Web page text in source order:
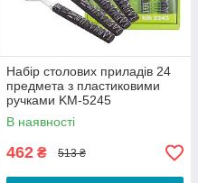
Набір столових приладів 24
предмета з пластиковими
ручками KM-5245
В наявності
462 ₴ 513 ₴